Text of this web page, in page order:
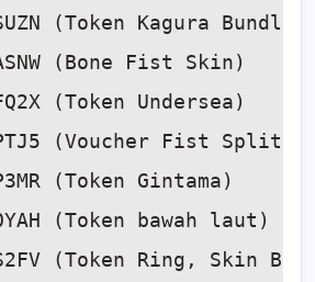
(Token Kagura Bundle)
ASNW (Bone Fist Skin)
(Token Undersea)
PTJ5 (Voucher Fist Split
(Token Gintama)
OYAH (Token bawah laut)
S2FV (Token Ring, Skin